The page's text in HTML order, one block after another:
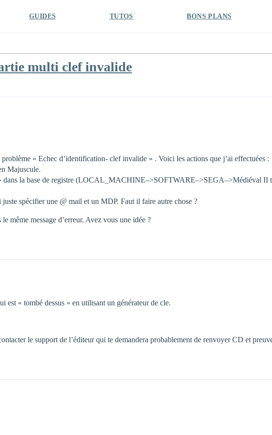
GUIDES TUTOS BONS PLANS
multi clef invalide
« Echec d’identification- clef invalide » . Voici les actions que j’ai effectuées :
Majuscule.
dans la base de registre (LOCAL_MACHINE–>SOFTWARE–>SEGA–>Médiéval II
juste spécifier une @ mail et un MDP. Faut il faire autre chose ?
même message d’erreur. Avez vous une idée ?
est « tombé dessus » en utilisant un générateur de cle.
le support de l’éditeur qui te demandera probablement de renvoyer CD et